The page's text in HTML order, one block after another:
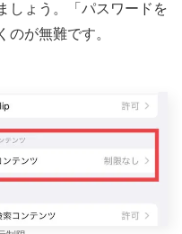
しょう。「パスワードを
のが無難です。